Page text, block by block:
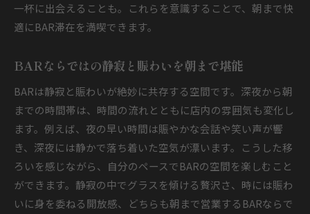
一杯に出会えることも。これらを意識することで、朝まで快
適にBAR滞在を満喫できます。
BARならではの静寂と賑わいを朝まで堪能
BARは静寂と賑わいが絶妙に共存する空間です。深夜から朝
までの時間帯は、時間の流れとともに店内の雰囲気も変化し
ます。例えば、夜の早い時間は賑やかな会話や笑い声が響
き、深夜には静かで落ち着いた空気が漂います。こうした移
ろいを感じながら、自分のペースでBARの空間を楽しむこと
ができます。静寂の中でグラスを傾ける贅沢さ、時には賑わ
いに身を委ねる開放感、どちらも朝まで営業するBARならで